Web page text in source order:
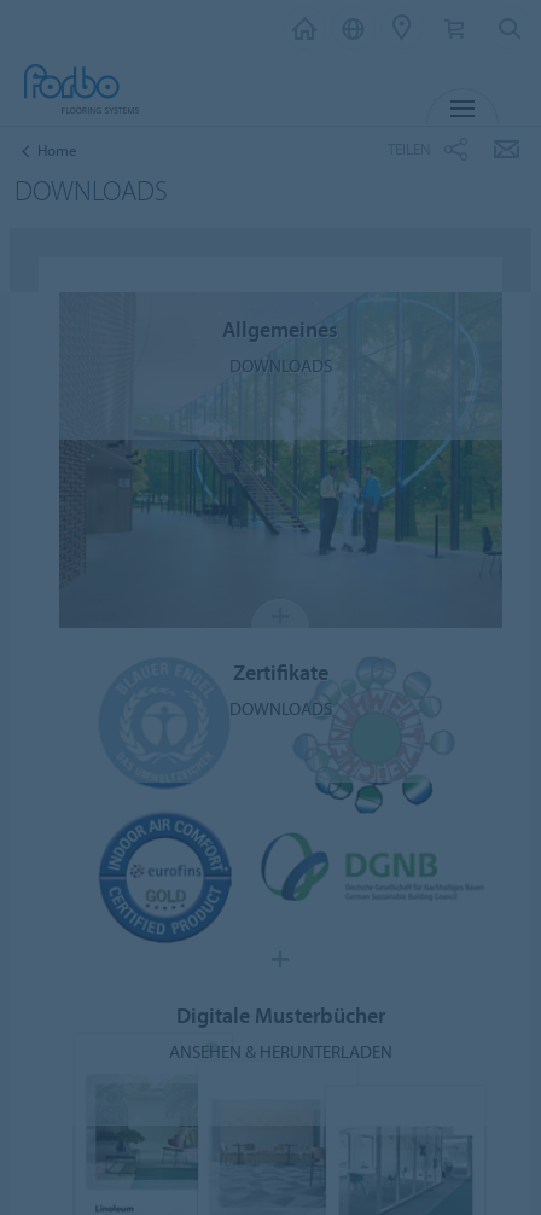
Home
DOWNLOADS
Allgemeines
DOWNLOADS
Zertifikate
DOWNLOADS
Digitale Musterbücher
ANSEHEN & HERUNTERLADEN